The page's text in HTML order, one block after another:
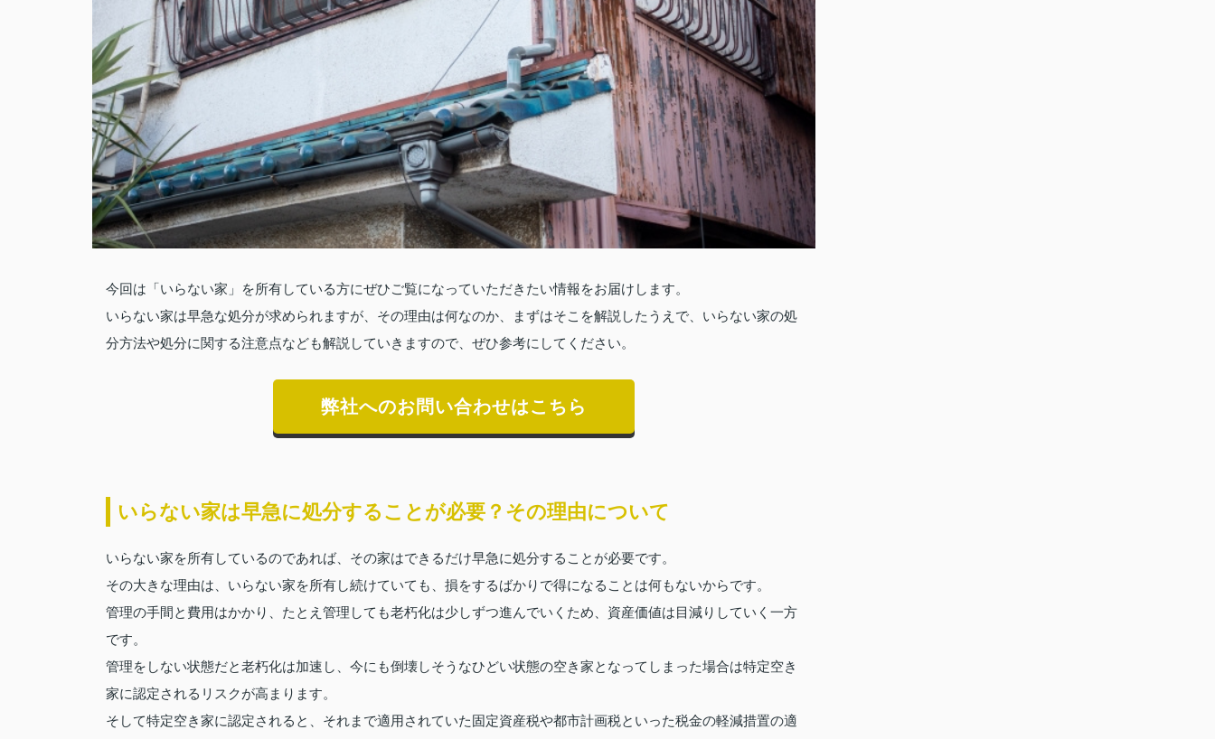
今回は「いらない家」を所有している方にぜひご覧になっていただきたい情報をお届けします。
いらない家は早急な処分が求められますが、その理由は何なのか、まずはそこを解説したうえで、いらない家の処
分方法や処分に関する注意点なども解説していきますので、ぜひ参考にしてください。
弊社へのお問い合わせはこちら
いらない家は早急に処分することが必要？その理由について
いらない家を所有しているのであれば、その家はできるだけ早急に処分することが必要です。
その大きな理由は、いらない家を所有し続けていても、損をするばかりで得になることは何もないからです。
管理の手間と費用はかかり、たとえ管理しても老朽化は少しずつ進んでいくため、資産価値は目減りしていく一方
です。
管理をしない状態だと老朽化は加速し、今にも倒壊しそうなひどい状態の空き家となってしまった場合は特定空き
家に認定されるリスクが高まります。
そして特定空き家に認定されると、それまで適用されていた固定資産税や都市計画税といった税金の軽減措置の適